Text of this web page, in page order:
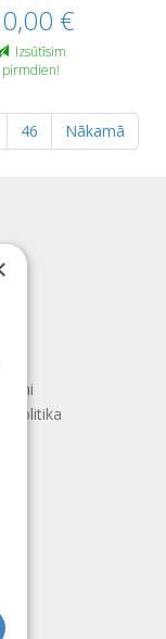
€
Izsūtīsim
pirmdien!
46 Nākamā
politika